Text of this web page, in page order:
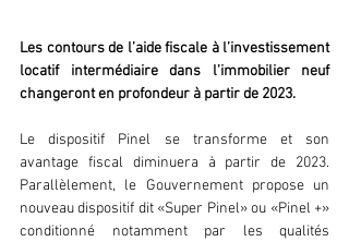
Les contours de l’aide fiscale à l’investissement
locatif intermédiaire dans l’immobilier neuf
changeront en profondeur à partir de 2023.
Le dispositif Pinel se transforme et son
avantage fiscal diminuera à partir de 2023.
Parallèlement, le Gouvernement propose un
nouveau dispositif dit «Super Pinel» ou «Pinel +»
conditionné notamment par les qualités